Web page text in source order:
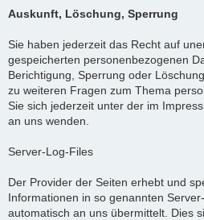
Auskunft, Löschung, Sperrung
Sie haben jederzeit das Recht auf
gespeicherten personenbezogenen
Berichtigung, Sperrung oder
zu weiteren Fragen zum Thema
Sie sich jederzeit unter der im
an uns wenden.
Server-Log-Files
Der Provider der Seiten erhebt und
Informationen in so genannten
automatisch an uns übermittelt. Dies